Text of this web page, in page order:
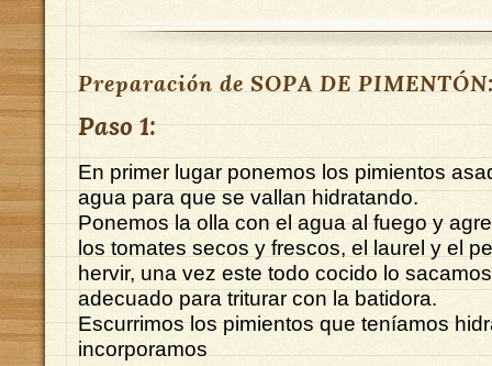
Preparación de SOPA DE
Paso 1:
En primer lugar ponemos los pimientos
agua para que se vallan hidratando.
Ponemos la olla con el agua al fuego y
los tomates secos y frescos, el laurel y el
hervir, una vez este todo cocido lo
adecuado para triturar con la batidora.
Escurrimos los pimientos que teníamos
incorporamos